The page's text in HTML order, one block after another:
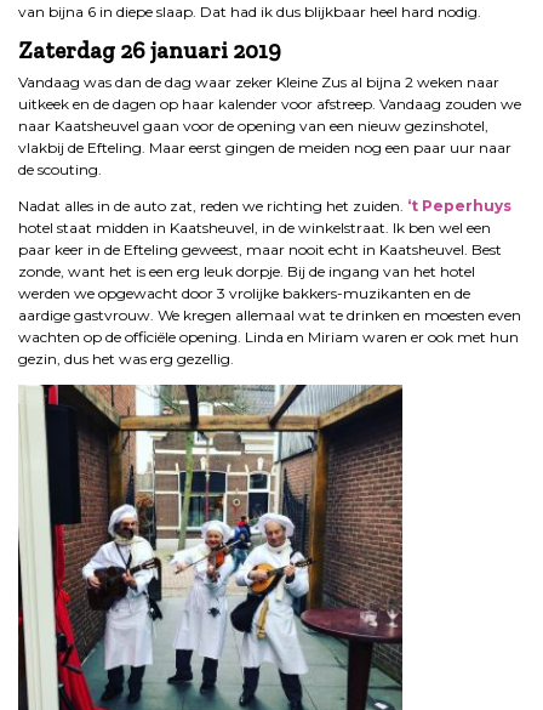
van bijna 6 in diepe slaap. Dat had ik dus blijkbaar heel hard nodig.
Zaterdag 26 januari 2019
Vandaag was dan de dag waar zeker Kleine Zus al bijna 2 weken naar
uitkeek en de dagen op haar kalender voor afstreep. Vandaag zouden we
naar Kaatsheuvel gaan voor de opening van een nieuw gezinshotel,
vlakbij de Efteling. Maar eerst gingen de meiden nog een paar uur naar
de scouting.
Nadat alles in de auto zat, reden we richting het zuiden. ‘t Peperhuys
hotel staat midden in Kaatsheuvel, in de winkelstraat. Ik ben wel een
paar keer in de Efteling geweest, maar nooit echt in Kaatsheuvel. Best
zonde, want het is een erg leuk dorpje. Bij de ingang van het hotel
werden we opgewacht door 3 vrolijke bakkers-muzikanten en de
aardige gastvrouw. We kregen allemaal wat te drinken en moesten even
wachten op de officiële opening. Linda en Miriam waren er ook met hun
gezin, dus het was erg gezellig.